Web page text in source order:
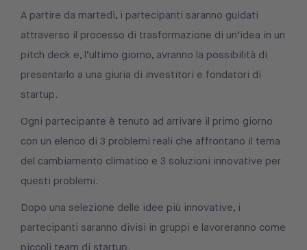
A partire da martedì, i partecipanti saranno guidati
attraverso il processo di trasformazione di un’idea in un
pitch deck e, l’ultimo giorno, avranno la possibilità di
presentarlo a una giuria di investitori e fondatori di
startup.
Ogni partecipante è tenuto ad arrivare il primo giorno
con un elenco di 3 problemi reali che affrontano il tema
del cambiamento climatico e 3 soluzioni innovative per
questi problemi.
Dopo una selezione delle idee più innovative, i
partecipanti saranno divisi in gruppi e lavoreranno come
piccoli team di startup.